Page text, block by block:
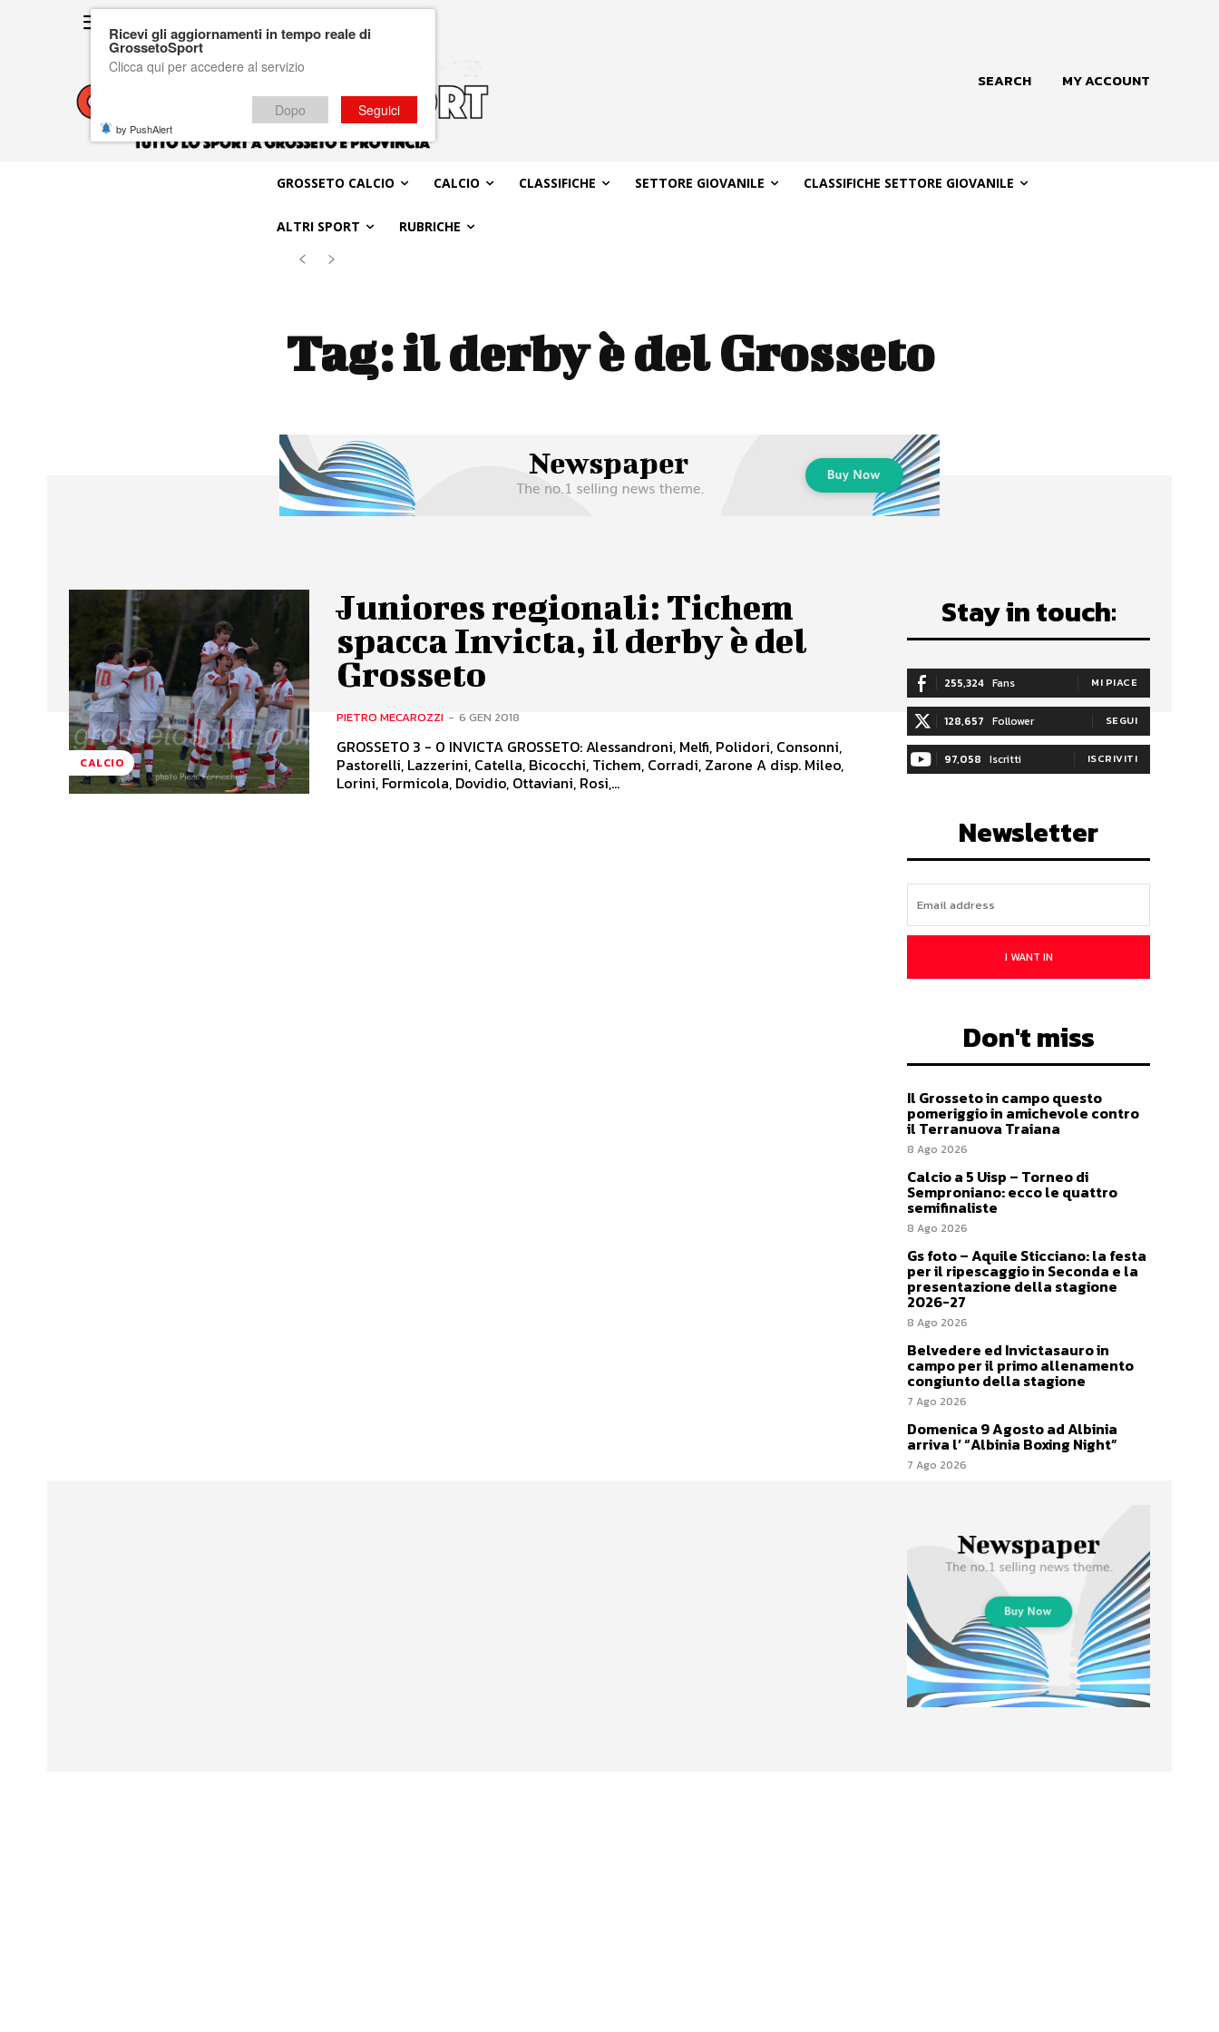
SEARCH MY ACCOUNT
GROSSETO CALCIO CALCIO CLASSIFICHE SETTORE GIOVANILE CLASSIFICHE SETTORE GIOVANILE
ALTRI SPORT RUBRICHE
Tag:il derby è del Grosseto
CALCIO
Juniores regionali: Tichem
spacca Invicta, il derby è del
Grosseto
PIETRO MECAROZZI - 6 GEN 2018
GROSSETO 3 - 0 INVICTA GROSSETO: Alessandroni, Melfi, Polidori, Consonni,
Pastorelli, Lazzerini, Catella, Bicocchi, Tichem, Corradi, Zarone A disp. Mileo,
Lorini, Formicola, Dovidio, Ottaviani, Rosi,...
Stay in touch:
255,324 Fans MI PIACE
128,657 Follower SEGUI
97,058 Iscritti ISCRIVITI
Newsletter
I WANT IN
Don't miss
Il Grosseto in campo questo
pomeriggio in amichevole contro
il Terranuova Traiana
8 Ago 2026
Calcio a 5 Uisp – Torneo di
Semproniano: ecco le quattro
semifinaliste
8 Ago 2026
Gs foto – Aquile Sticciano: la festa
per il ripescaggio in Seconda e la
presentazione della stagione
2026-27
8 Ago 2026
Belvedere ed Invictasauro in
campo per il primo allenamento
congiunto della stagione
7 Ago 2026
Domenica 9 Agosto ad Albinia
arriva l’ “Albinia Boxing Night”
7 Ago 2026
Ricevi gli aggiornamenti in tempo reale di
GrossetoSport
Clicca qui per accedere al servizio
Dopo Seguici
by PushAlert